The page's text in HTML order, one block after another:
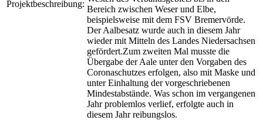
Projektbeschreibung:
Bereich zwischen Weser und Elbe,
beispielsweise mit dem FSV Bremervörde.
Der Aalbesatz wurde auch in diesem Jahr
wieder mit Mitteln des Landes Niedersachsen
gefördert.Zum zweiten Mal musste die
Übergabe der Aale unter den Vorgaben des
Coronaschutzes erfolgen, also mit Maske und
unter Einhaltung der vorgeschriebenen
Mindestabstände. Was schon im vergangenen
Jahr problemlos verlief, erfolgte auch in
diesem Jahr reibungslos.